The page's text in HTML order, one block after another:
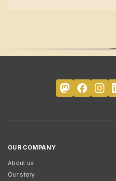
OUR COMPANY
About us
Our story